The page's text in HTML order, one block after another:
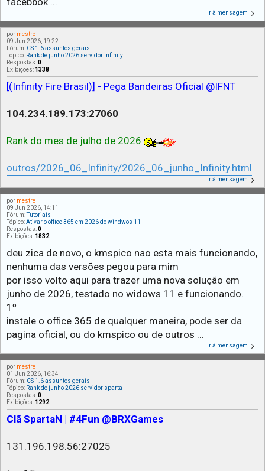
Ir à mensagem
por mestre
09 Jun 2026, 19:22
Fórum: CS 1.6 assuntos gerais
Tópico: Rank de junho 2026 servidor Infinity
Respostas:0
Exibições: 1338
[(Infinity Fire Brasil)] - Pega Bandeiras Oficial @IFNT
104.234.189.173:27060
Rank do mes de julho de 2026
outros/2026_06_Infinity/2026_06_junho_Infinity.html
Ir à mensagem
por mestre
09 Jun 2026, 14:11
Fórum:Tutoriais
Tópico:Ativar o office 365 em 2026 do windwos 11
Respostas:0
Exibições: 1832
deu zica de novo, o kmspico nao esta mais funcionando,
nenhuma das versões pegou para mim
por isso volto aqui para trazer uma nova solução em
junho de 2026, testado no widows 11 e funcionando.
1º
instale o office 365 de qualquer maneira, pode ser da
pagina oficial, ou do kmspico ou de outros ...
Ir à mensagem
por mestre
01 Jun 2026, 16:34
Fórum: CS 1.6 assuntos gerais
Tópico: Rank de junho 2026 servidor sparta
Respostas:0
Exibições: 1292
Clã SpartaN | #4Fun @BRXGames
131.196.198.56:27025